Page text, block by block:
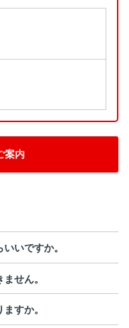
案内
いですか。
せん。
すか。